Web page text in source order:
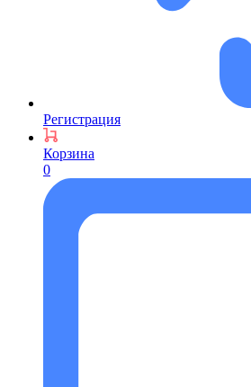
Регистрация
Корзина
0